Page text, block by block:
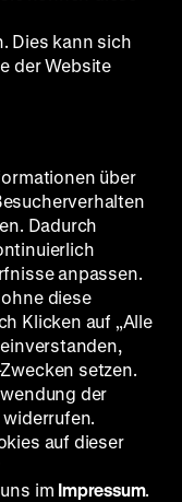
Günter Stahnke,
Günter
Mellies,
96’
aber
entlassen
havarierten
der
er auf
hat, für den
erster Stelle
Film keinen
Probleme
der
Dekors und
Dies kann sich
der Website
über
Dadurch
anpassen.
diese
Klicken auf „Alle
setzen.
der
auf dieser
im Impressum.